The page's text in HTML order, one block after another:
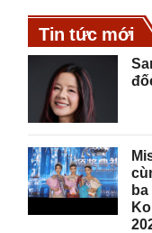
Tin tức mới